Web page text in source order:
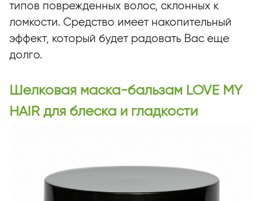
типов поврежденных волос, склонных к
ломкости. Средство имеет накопительный
эффект, который будет радовать Вас еще
долго.
Шелковая маска-бальзам LOVE MY
HAIR для блеска и гладкости